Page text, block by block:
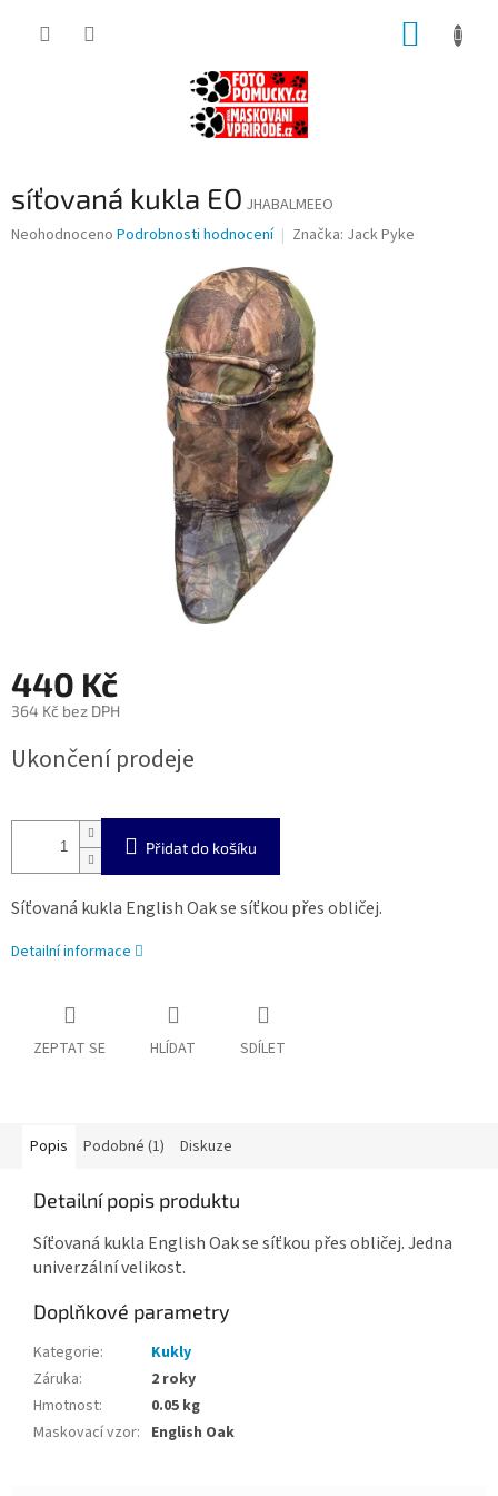
síťovaná kukla EO JHABALMEEO
Průměrné
Neohodnoceno Podrobnosti hodnocení Značka: Jack Pyke
440 Kč
364 Kč bez DPH
cena:
Ukončení prodeje
Přidat do košíku
Síťovaná kukla English Oak se síťkou přes obličej.
Detailní informace
ZEPTAT SE HLÍDAT SDÍLET
Popis Podobné (1) Diskuze
Detailní popis produktu
Síťovaná kukla English Oak se síťkou přes obličej. Jedna
univerzální velikost.
Doplňkové parametry
Kategorie:
Kukly
Záruka:
2 roky
Hmotnost:
0.05 kg
Maskovací vzor: English Oak